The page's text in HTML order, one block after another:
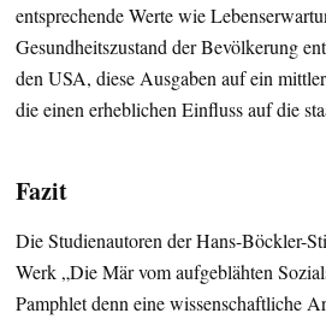
entsprechende Werte wie
Gesundheitszustand der Bevölkerung
den USA, diese Ausgaben auf ein
die einen erheblichen Einfluss auf die
Fazit
Die Studienautoren der Hans-Böckler-
Werk „Die Mär vom aufgeblähten
Pamphlet denn eine wissenschaftliche